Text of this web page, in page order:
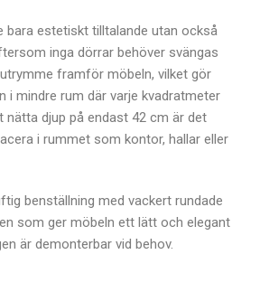
bara estetiskt tilltalande utan också
inga dörrar behöver svängas
framför möbeln, vilket gör
i mindre rum där varje kvadratmeter
nätta djup på endast 42 cm är det
i rummet som kontor, hallar eller
benställning med vackert rundade
som ger möbeln ett lätt och elegant
är demonterbar vid behov.